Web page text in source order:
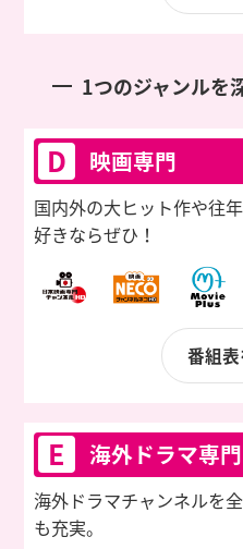
1つのジャンルを
D 映画専門
国内外の大ヒット作や往
好きならぜひ！
番組
E 海外ドラマ専門
海外ドラマチャンネルを
も充実。